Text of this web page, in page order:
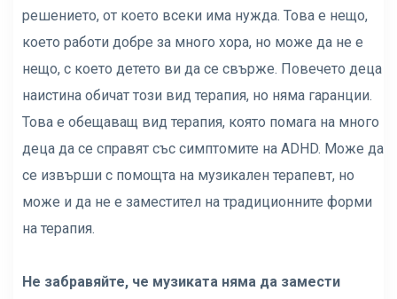
решението, от което всеки има нужда. Това е нещо,
което работи добре за много хора, но може да не е
нещо, с което детето ви да се свърже. Повечето деца
наистина обичат този вид терапия, но няма гаранции.
Това е обещаващ вид терапия, която помага на много
деца да се справят със симптомите на ADHD. Може да
се извърши с помощта на музикален терапевт, но
може и да не е заместител на традиционните форми
на терапия.
Не забравяйте, че музиката няма да замести